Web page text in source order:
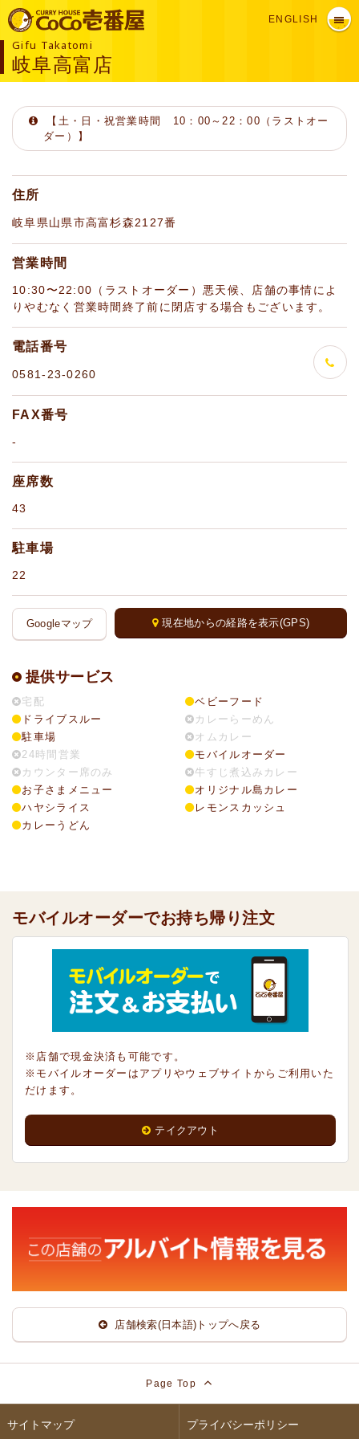
ENGLISH
Gifu Takatomi
岐阜高富店
【土・日・祝営業時間 10：00～22：00（ラストオー
ダー）】
住所
岐阜県山県市高富杉森2127番
営業時間
10:30〜22:00（ラストオーダー）悪天候、店舗の事情によ
りやむなく営業時間終了前に閉店する場合もございます。
電話番号
0581-23-0260
FAX番号
-
座席数
43
駐車場
22
Googleマップ 現在地からの経路を表示(GPS)
提供サービス
宅配
ドライブスルー
駐車場
24時間営業
カウンター席のみ
お子さまメニュー
ハヤシライス
カレーうどん
ベビーフード
カレーらーめん
オムカレー
モバイルオーダー
牛すじ煮込みカレー
オリジナル島カレー
レモンスカッシュ
モバイルオーダーでお持ち帰り注文
※店舗で現金決済も可能です。
※モバイルオーダーはアプリやウェブサイトからご利用いた
だけます。
テイクアウト
店舗検索(日本語)トップへ戻る
Page Top
サイトマップ プライバシーポリシー